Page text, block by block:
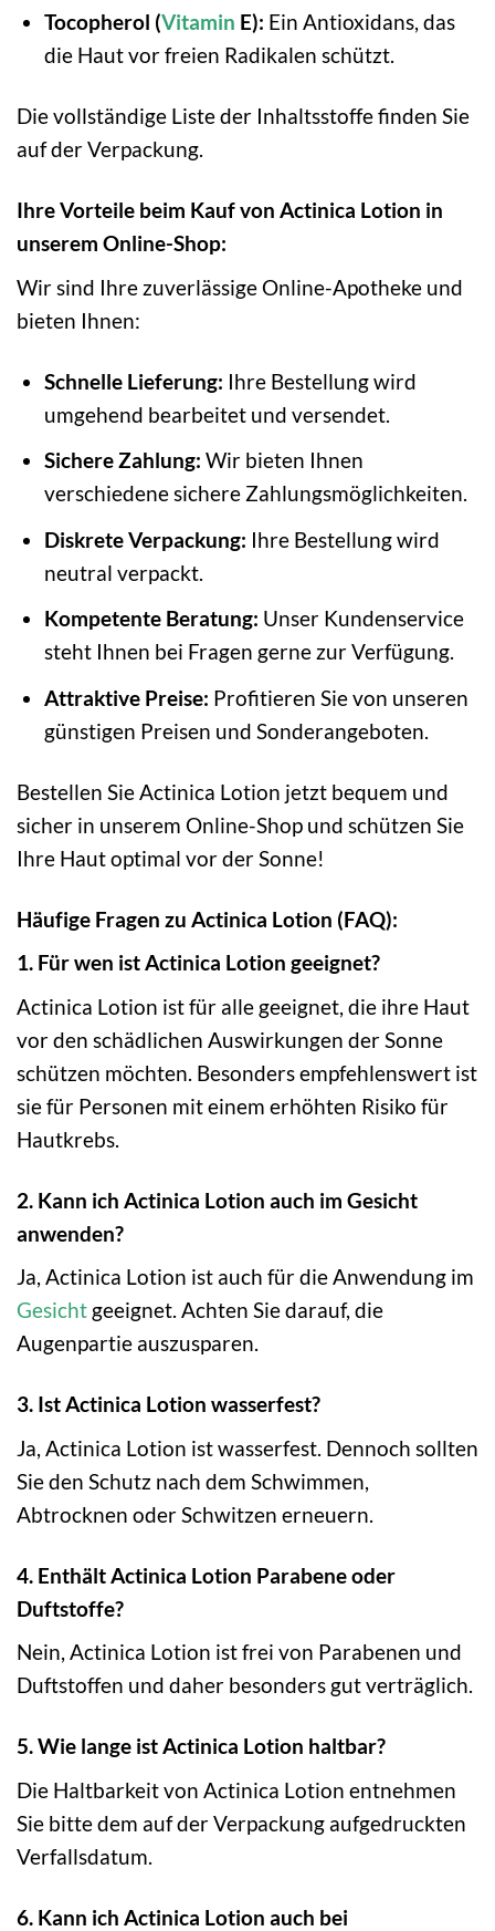
Tocopherol (Vitamin E): Ein Antioxidans, das
die Haut vor freien Radikalen schützt.
Die vollständige Liste der Inhaltsstoffe finden Sie
auf der Verpackung.
Ihre Vorteile beim Kauf von Actinica Lotion in
unserem Online-Shop:
Wir sind Ihre zuverlässige Online-Apotheke und
bieten Ihnen:
Schnelle Lieferung: Ihre Bestellung wird
umgehend bearbeitet und versendet.
Sichere Zahlung: Wir bieten Ihnen
verschiedene sichere Zahlungsmöglichkeiten.
Diskrete Verpackung: Ihre Bestellung wird
neutral verpackt.
Kompetente Beratung: Unser Kundenservice
steht Ihnen bei Fragen gerne zur Verfügung.
Attraktive Preise: Profitieren Sie von unseren
günstigen Preisen und Sonderangeboten.
Bestellen Sie Actinica Lotion jetzt bequem und
sicher in unserem Online-Shop und schützen Sie
Ihre Haut optimal vor der Sonne!
Häufige Fragen zu Actinica Lotion (FAQ):
1. Für wen ist Actinica Lotion geeignet?
Actinica Lotion ist für alle geeignet, die ihre Haut
vor den schädlichen Auswirkungen der Sonne
schützen möchten. Besonders empfehlenswert ist
sie für Personen mit einem erhöhten Risiko für
Hautkrebs.
2. Kann ich Actinica Lotion auch im Gesicht
anwenden?
Ja, Actinica Lotion ist auch für die Anwendung im
Gesicht geeignet. Achten Sie darauf, die
Augenpartie auszusparen.
3. Ist Actinica Lotion wasserfest?
Ja, Actinica Lotion ist wasserfest. Dennoch sollten
Sie den Schutz nach dem Schwimmen,
Abtrocknen oder Schwitzen erneuern.
4. Enthält Actinica Lotion Parabene oder
Duftstoffe?
Nein, Actinica Lotion ist frei von Parabenen und
Duftstoffen und daher besonders gut verträglich.
5. Wie lange ist Actinica Lotion haltbar?
Die Haltbarkeit von Actinica Lotion entnehmen
Sie bitte dem auf der Verpackung aufgedruckten
Verfallsdatum.
6. Kann ich Actinica Lotion auch bei